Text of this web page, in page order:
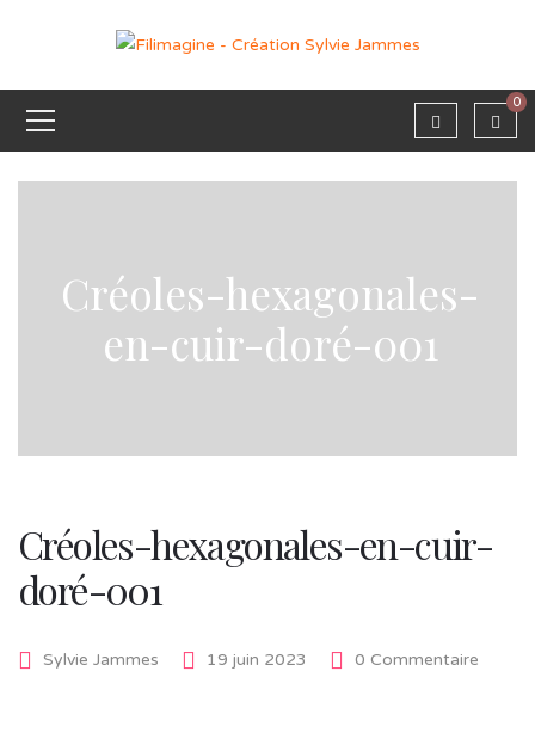
0
Créoles-hexagonales-
en-cuir-doré-001
Créoles-hexagonales-en-cuir-
doré-001
Sylvie Jammes 19 juin 2023 0 Commentaire